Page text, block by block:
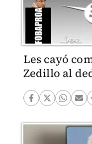
Les cayó
Zedillo al